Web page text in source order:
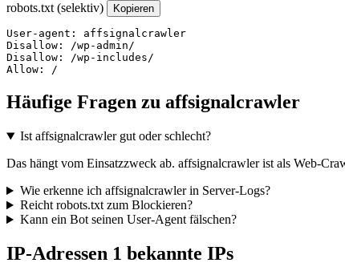
robots.txt (selektiv) Kopieren
User-agent: affsignalcrawler
Disallow: /wp-admin/
Disallow: /wp-includes/
Allow: /
Häufige Fragen zu affsignalcrawler
Ist affsignalcrawler gut oder schlecht?
Das hängt vom Einsatzzweck ab. affsignalcrawler ist als Web-
Wie erkenne ich affsignalcrawler in Server-Logs?
Reicht robots.txt zum Blockieren?
Kann ein Bot seinen User-Agent fälschen?
IP-Adressen 1 bekannte IPs